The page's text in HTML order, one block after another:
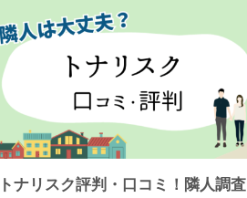
トナリスク評判・口コミ！隣人調査